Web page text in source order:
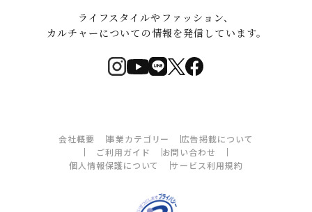
ライフスタイルやファッション、
カルチャーについての情報を発信しています。
会社概要 事業カテゴリー
広告掲載について
ご利用ガイド
お問い合わせ
個人情報保護について
サービス利用規約